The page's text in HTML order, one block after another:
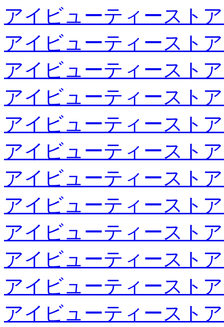
アイビューティースト
アイビューティースト
アイビューティースト
アイビューティースト
アイビューティースト
アイビューティースト
アイビューティースト
アイビューティースト
アイビューティースト
アイビューティースト
アイビューティースト
アイビューティースト